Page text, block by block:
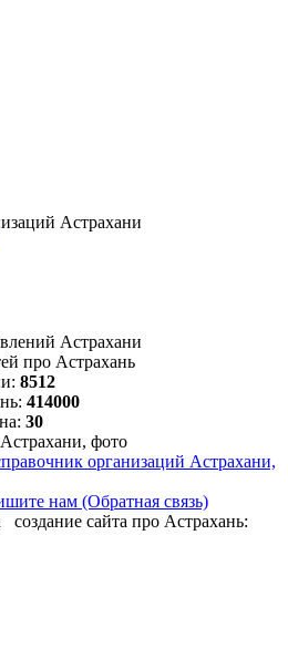
Астрахани
Астрахани
про Астрахань
8512
414000
30
организаций Астрахани,
нам (Обратная связь)
сайта про Астрахань: